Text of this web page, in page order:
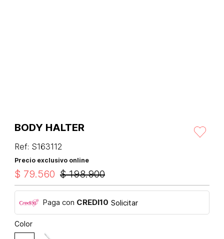
BODY HALTER
Ref: S163112
Precio exclusivo online
$ 198.900
$ 79.560
Paga con CREDI10 Solicitar
Color